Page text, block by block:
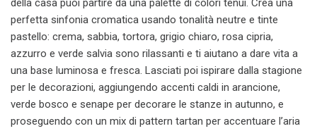
della casa puoi partire da una palette di colori tenui. Crea una
perfetta sinfonia cromatica usando tonalità neutre e tinte
pastello: crema, sabbia, tortora, grigio chiaro, rosa cipria,
azzurro e verde salvia sono rilassanti e ti aiutano a dare vita a
una base luminosa e fresca. Lasciati poi ispirare dalla stagione
per le decorazioni, aggiungendo accenti caldi in arancione,
verde bosco e senape per decorare le stanze in autunno, e
proseguendo con un mix di pattern tartan per accentuare l’aria